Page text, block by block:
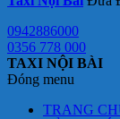
0942886000
0356 778 000
TAXI NỘI BÀI
Đóng menu
TRANG